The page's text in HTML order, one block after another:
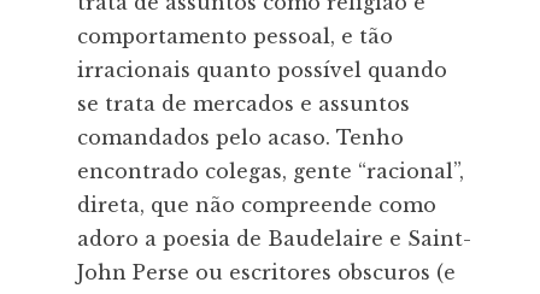
comportamento pessoal, e tão
irracionais quanto possível quando
se trata de mercados e assuntos
comandados pelo acaso. Tenho
encontrado colegas, gente “racional”,
direta, que não compreende como
adoro a poesia de Baudelaire e Saint-
John Perse ou escritores obscuros (e